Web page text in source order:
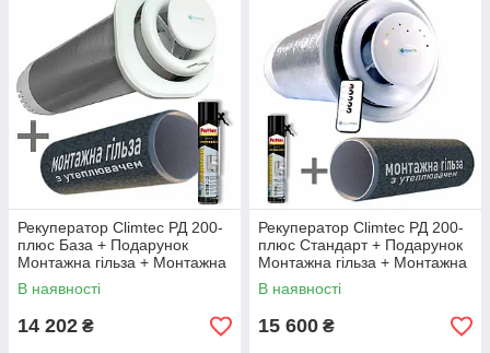
Рекуператор Climtec РД 200-
плюс База + Подарунок
Монтажна гільза + Монтажна
піна
В наявності
14 202 ₴
Рекуператор Climtec РД 200-
плюс Стандарт + Подарунок
Монтажна гільза + Монтажна
піна
В наявності
15 600 ₴